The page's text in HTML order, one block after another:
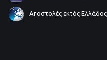
Αποστολές εκτός Ελλάδος